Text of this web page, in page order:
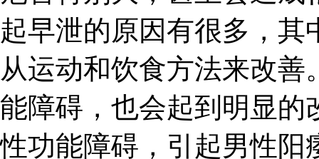
起早泄的原因有很多，
从运动和饮食方法来改
能障碍，也会起到明显的
性功能障碍，引起男性阳